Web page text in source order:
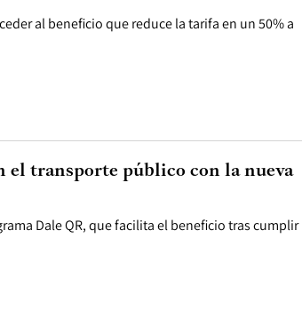
al beneficio que reduce la tarifa en un 50% a
Dale QR, que facilita el beneficio tras cumplir
el transporte público con la nueva